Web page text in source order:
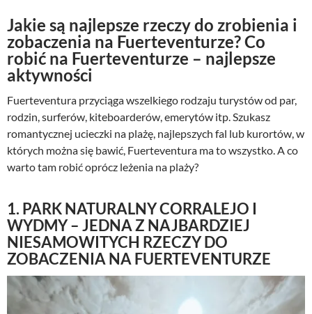
Jakie są najlepsze rzeczy do zrobienia i
zobaczenia na Fuerteventurze? Co
robić na Fuerteventurze – najlepsze
aktywności
Fuerteventura przyciąga wszelkiego rodzaju turystów od par,
rodzin, surferów, kiteboarderów, emerytów itp. Szukasz
romantycznej ucieczki na plażę, najlepszych fal lub kurortów, w
których można się bawić, Fuerteventura ma to wszystko. A co
warto tam robić oprócz leżenia na plaży?
1. PARK NATURALNY CORRALEJO I
WYDMY – JEDNA Z NAJBARDZIEJ
NIESAMOWITYCH RZECZY DO
ZOBACZENIA NA FUERTEVENTURZE